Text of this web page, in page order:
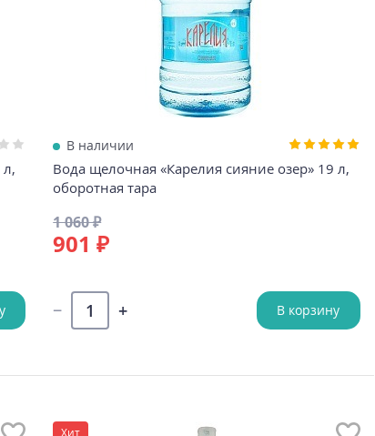
В наличии
Вода щелочная «Карелия сияние озер» 19 л,
оборотная тара
1 060 ₽
901 ₽
В корзину
Хит